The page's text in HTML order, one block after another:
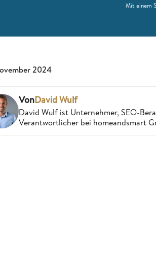
Mit einem
2024
VonDavid Wulf
David Wulf ist Unternehmer, SEO-
Verantwortlicher bei homeandsmart